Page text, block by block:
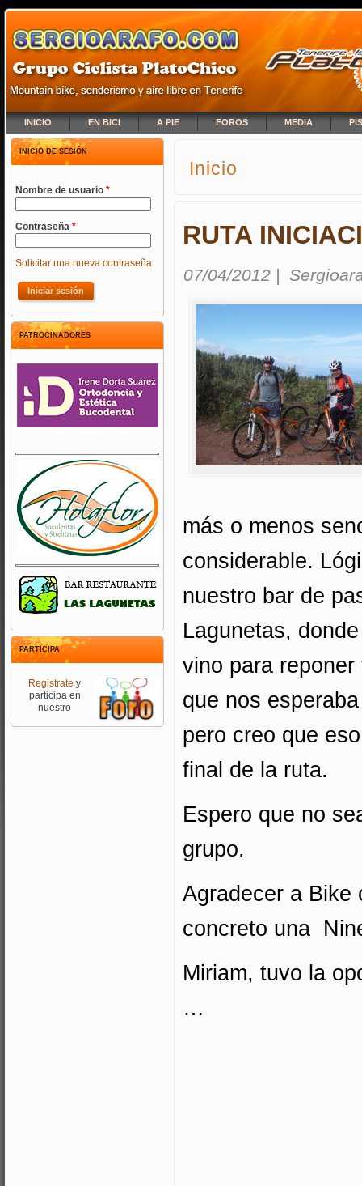
INICIO EN BICI A PIE FOROS MEDIA
INICIO DE SESIÓN
Nombre de usuario *
Contraseña *
Solicitar una nueva contraseña
PATROCINADORES
PARTICIPA
Registrate y
participa en
nuestro
SE ENCUENTRA USTED
Inicio
RUTA
07/04/2012 |
más o menos
considerable.
nuestro bar de
Lagunetas,
vino para
que nos
pero creo que
final de la ruta.
Espero que no
grupo.
Agradecer a
concreto una
Miriam, tuvo la
…